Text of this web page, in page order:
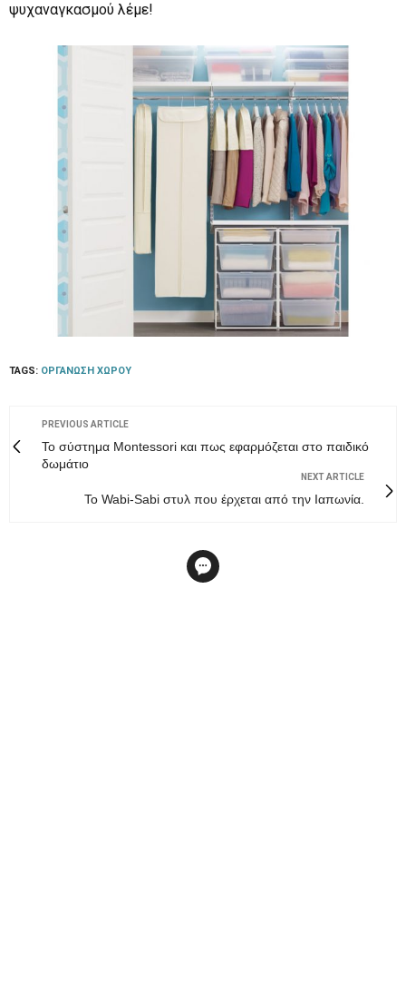
ψυχαναγκασμού λέμε!
TAGS: ΟΡΓΆΝΩΣΗ ΧΏΡΟΥ
PREVIOUS ARTICLE
Το σύστημα Montessori και πως εφαρμόζεται στο παιδικό
δωμάτιο
NEXT ARTICLE
Το Wabi-Sabi στυλ που έρχεται από την Ιαπωνία.